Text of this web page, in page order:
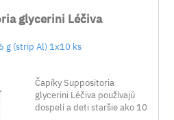
glycerini Léčiva
g (strip Al) 1x10 ks
Čapíky Suppositoria
glycerini Léčiva používajú
dospelí a deti staršie ako 10